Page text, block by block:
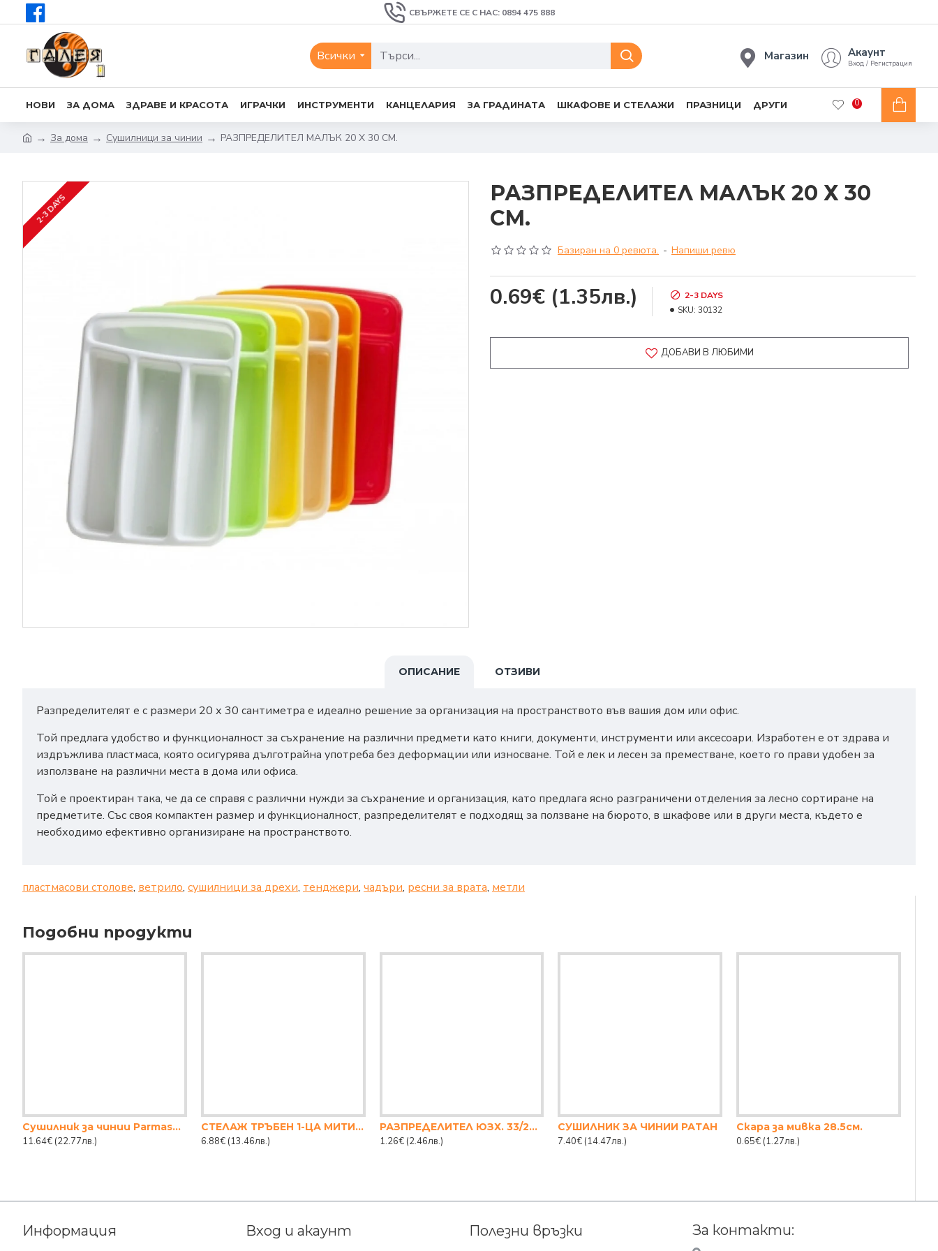
СВЪРЖЕТЕ СЕ С НАС: 0894 475 888
Всички Магазин Акаунт
Вход / Регистрация
НОВИ ЗА ДОМА ЗДРАВЕ И КРАСОТА ИГРАЧКИ ИНСТРУМЕНТИ КАНЦЕЛАРИЯ ЗА ГРАДИНАТА ШКАФОВЕ И СТЕЛАЖИ ПРАЗНИЦИ ДРУГИ 0
За дома Сушилници за чинии РАЗПРЕДЕЛИТЕЛ МАЛЪК 20 Х 30 СМ.
2-3 DAYS
РАЗПРЕДЕЛИТЕЛ МАЛЪК 20 Х 30
СМ.
Базиран на 0 ревюта. - Напиши ревю
0.69€ (1.35лв.)
2-3 DAYS
SKU: 30132
ДОБАВИ В ЛЮБИМИ
ОПИСАНИЕ ОТЗИВИ
Разпределителят е с размери 20 х 30 сантиметра е идеално решение за организация на пространството във вашия дом или офис.
Той предлага удобство и функционалност за съхранение на различни предмети като книги, документи, инструменти или аксесоари. Изработен е от здрава и
издръжлива пластмаса, която осигурява дълготрайна употреба без деформации или износване. Той е лек и лесен за преместване, което го прави удобен за
използване на различни места в дома или офиса.
Той е проектиран така, че да се справя с различни нужди за съхранение и организация, като предлага ясно разграничени отделения за лесно сортиране на
предметите. Със своя компактен размер и функционалност, разпределителят е подходящ за ползване на бюрото, в шкафове или в други места, където е
необходимо ефективно организиране на пространството.
пластмасови столове, ветрило, сушилници за дрехи, тенджери, чадъри, ресни за врата, метли
Подобни продукти
Сушилник за чинии Parmash, 2-ка никел с кош
11.64€ (22.77лв.)
СТЕЛАЖ ТРЪБЕН 1-ЦА МИТИ 43Х15СМ.
6.88€ (13.46лв.)
РАЗПРЕДЕЛИТЕЛ ЮЗХ. 33/26 СМ
1.26€ (2.46лв.)
СУШИЛНИК ЗА ЧИНИИ РАТАН
7.40€ (14.47лв.)
Скара за мивка 28.5см.
0.65€ (1.27лв.)
Информация Вход и акаунт Полезни връзки За контакти: